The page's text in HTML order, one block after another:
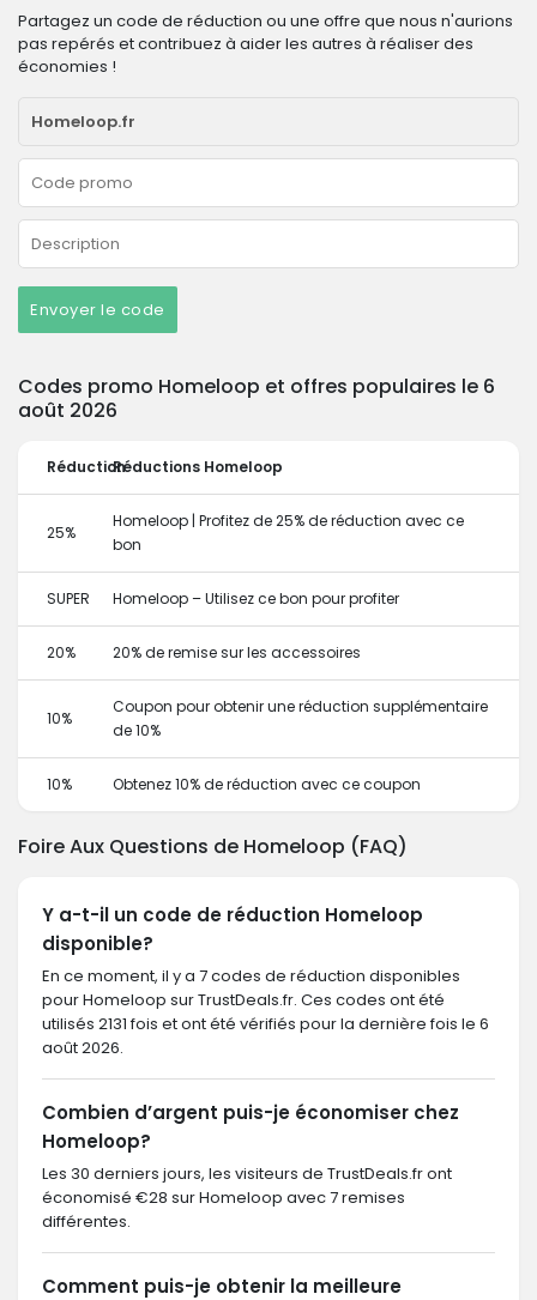
Partagez un code de réduction ou une offre que nous n'aurions
pas repérés et contribuez à aider les autres à réaliser des
économies !
Envoyer le code
Codes promo Homeloop et offres populaires le 6
août 2026
RéductionRéductions Homeloop
25%
Homeloop | Profitez de 25% de réduction avec ce
bon
SUPER Homeloop – Utilisez ce bon pour profiter
20% 20% de remise sur les accessoires
10%
Coupon pour obtenir une réduction supplémentaire
de 10%
10% Obtenez 10% de réduction avec ce coupon
Foire Aux Questions de Homeloop (FAQ)
Y a-t-il un code de réduction Homeloop
disponible?
En ce moment, il y a 7 codes de réduction disponibles
pour Homeloop sur TrustDeals.fr. Ces codes ont été
utilisés 2131 fois et ont été vérifiés pour la dernière fois le 6
août 2026.
Combien d’argent puis-je économiser chez
Homeloop?
Les 30 derniers jours, les visiteurs de TrustDeals.fr ont
économisé €28 sur Homeloop avec 7 remises
différentes.
Comment puis-je obtenir la meilleure